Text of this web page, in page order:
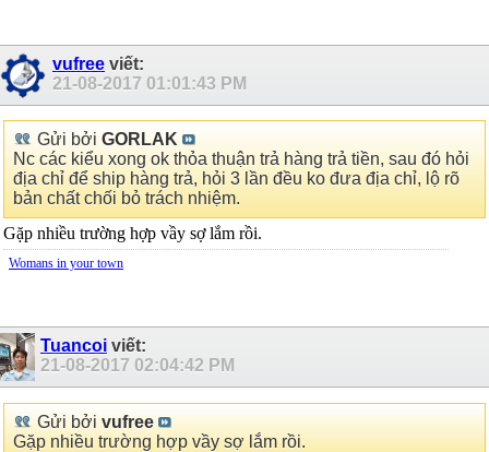
vufree viết:
21-08-2017 01:01:43 PM
Gửi bởi GORLAK
Nc các kiểu xong ok thỏa thuận trả hàng trả tiền, sau đó hỏi
địa chỉ để ship hàng trả, hỏi 3 lần đều ko đưa địa chỉ, lộ rõ
bản chất chối bỏ trách nhiệm.
Gặp nhiều trường hợp vầy sợ lắm rồi.
Womans in your town
Tuancoi viết:
21-08-2017 02:04:42 PM
Gửi bởi vufree
Gặp nhiều trường hợp vầy sợ lắm rồi.